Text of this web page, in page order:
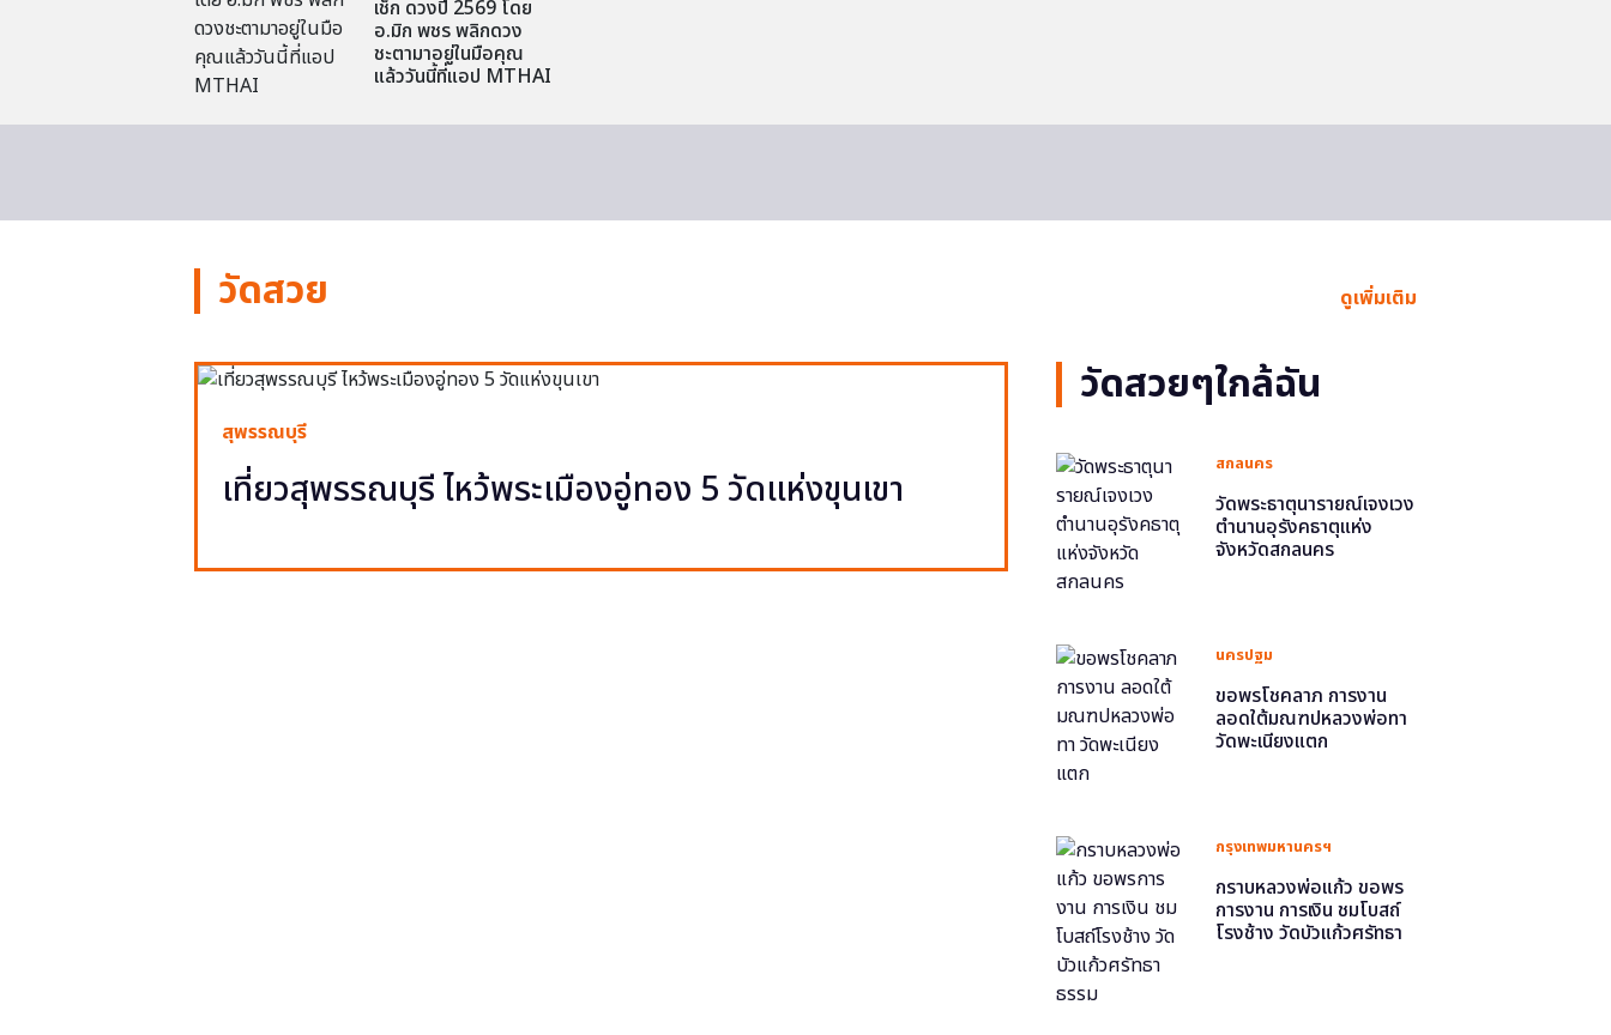
เช็ก ดวงปี 2569 โดย
อ.มิก พชร พลิกดวง
ชะตามาอยู่ในมือคุณ
แล้ววันนี้ที่แอป MTHAI
วัดสวย ดูเพิ่มเติม
สุพรรณบุรี
เที่ยวสุพรรณบุรี ไหว้พระเมืองอู่ทอง 5 วัดแห่งขุนเขา
วัดสวยๆใกล้ฉัน
สกลนคร
วัดพระธาตุนารายณ์เจงเวง
ตำนานอุรังคธาตุแห่ง
จังหวัดสกลนคร
นครปฐม
ขอพรโชคลาภ การงาน
ลอดใต้มณฑปหลวงพ่อทา
วัดพะเนียงแตก
กรุงเทพมหานครฯ
กราบหลวงพ่อแก้ว ขอพร
การงาน การเงิน ชมโบสถ์
โรงช้าง วัดบัวแก้วศรัทธา